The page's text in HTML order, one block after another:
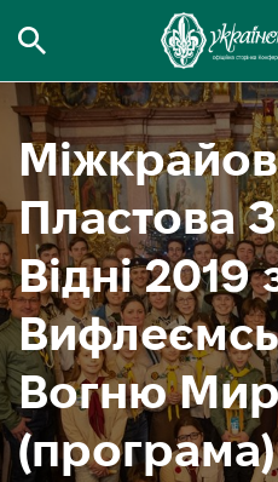
Пластова
Відні 2019
Вогню
(програма)